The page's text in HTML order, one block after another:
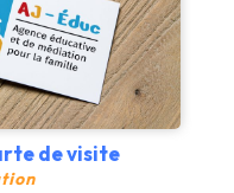
de visite